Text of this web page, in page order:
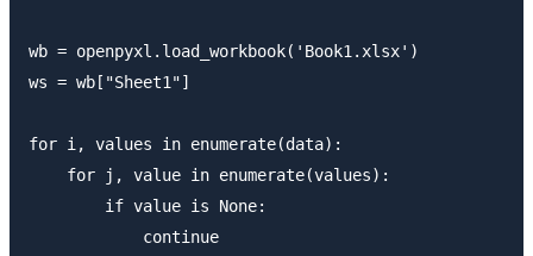
wb = openpyxl.load_workbook('Book1.xlsx')
ws = wb["Sheet1"]
for i, values in enumerate(data):
    for j, value in enumerate(values):
        if value is None:
            continue